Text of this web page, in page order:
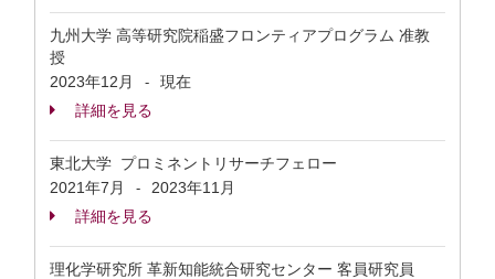
九州大学 高等研究院稲盛フロンティアプログラム 准教
授
2023年12月
-
現在
詳細を見る
東北大学 プロミネントリサーチフェロー
2021年7月
-
2023年11月
詳細を見る
理化学研究所 革新知能統合研究センター 客員研究員